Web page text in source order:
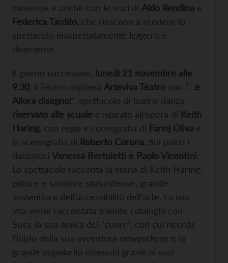
movenze e anche con le voci di Aldo Rendina e
Federica Tardito, che riescono a rendere lo
spettacolo inaspettatamente leggero e
divertente.
Il giorno successivo, lunedì 21 novembre alle
9.30 , il Teatro ospiterà Arteviva Teatro con “…e
Allora disegno!“, spettacolo di teatro-danza
riservato alle scuole e ispirato all’opera di Keith
Haring , con regia e coreografia di Fannj Oliva e
la scenografia di Roberto Corona. Sul palco i
danzatori Vanessa Bertoletti e Paolo Vicentini.
Lo spettacolo racconta la storia di Keith Haring,
pittore e scrittore statunitense, grande
sostenitore dell’accessibilità dell’arte. La sua
vita viene raccontata tramite i dialoghi con
Susy, la sua amica del “cuore”, con cui ricorda
l’inizio della sua avventura newyorkese e la
grande popolarità ottenuta grazie ai suoi